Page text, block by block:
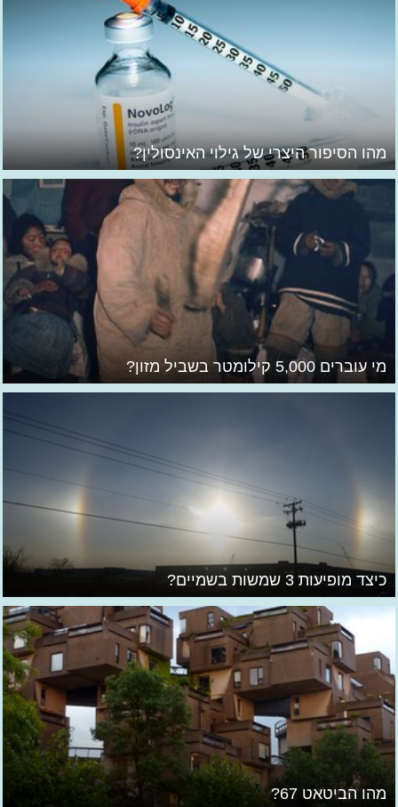
מהו הסיפור היצרי של גילוי האינסולין?
מי עוברים 5,000 קילומטר בשביל מזון?
כיצד מופיעות 3 שמשות בשמיים?
מהו הביטאט 67?